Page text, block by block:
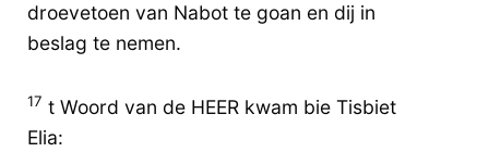
droevetoen van Nabot te goan en dij in
beslag te nemen.
17 t Woord van de HEER kwam bie Tisbiet
Elia: